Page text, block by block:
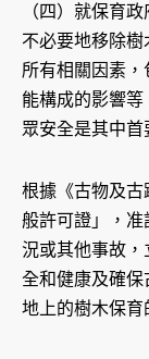
（四）就保育
不必要地移除
所有相關因素
能構成的影響
眾安全是其中首
根據《古物及
般許可證」，
況或其他事故
全和健康及確
地上的樹木保育